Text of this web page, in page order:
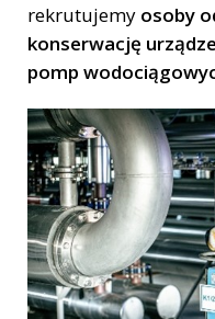
rekrutujemy osoby
konserwację
pomp